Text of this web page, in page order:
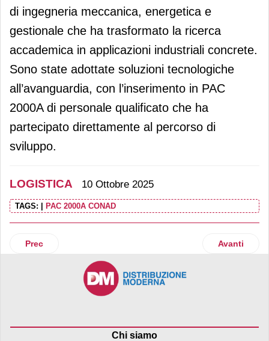
di ingegneria meccanica, energetica e
gestionale che ha trasformato la ricerca
accademica in applicazioni industriali concrete.
Sono state adottate soluzioni tecnologiche
all’avanguardia, con l’inserimento in PAC
2000A di personale qualificato che ha
partecipato direttamente al percorso di
sviluppo.
LOGISTICA 10 Ottobre 2025
TAGS: PAC 2000A CONAD
Articolo precedente: Rhenus rafforza la presenza in Italia
Prec Articolo
Avanti
Chi siamo